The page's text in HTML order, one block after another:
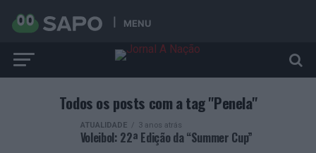
MENU
Todos os posts com a tag "Penela"
ATUALIDADE 3 anos atrás
Voleibol: 22ª Edição da “Summer Cup”